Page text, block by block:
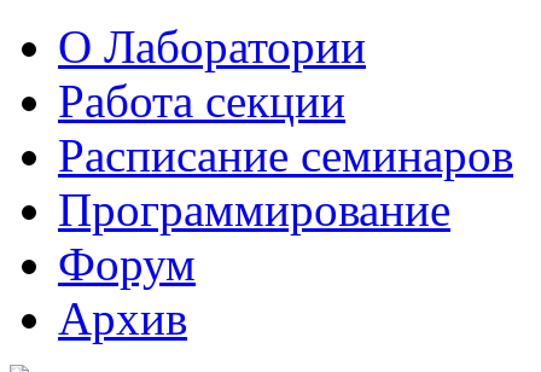
О Лаборатории
Работа секции
Расписание семинаров
Программирование
Форум
Архив